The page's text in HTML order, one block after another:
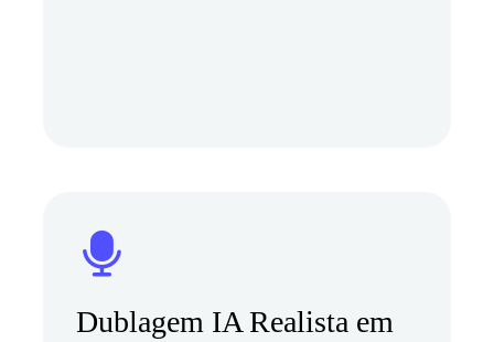
Dublagem IA Realista em